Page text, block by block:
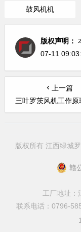
鼓风机机
版权声明：
07-11
上一篇
三叶罗茨风机工作原理及功
版权所有 江西绿城
赣
工厂地址：
联系电话：0796-